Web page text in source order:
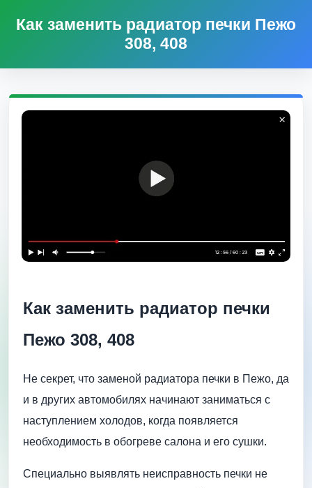
Как заменить радиатор печки Пежо
308, 408
Как заменить радиатор печки
Пежо 308, 408
Не секрет, что заменой радиатора печки в Пежо, да
и в других автомобилях начинают заниматься с
наступлением холодов, когда появляется
необходимость в обогреве салона и его сушки.
Специально выявлять неисправность печки не